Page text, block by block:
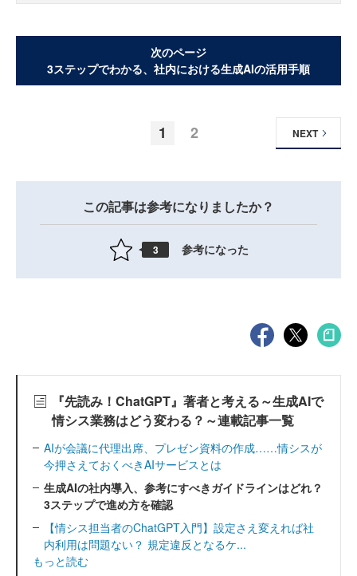
次のページ
3ステップでわかる、社内における生成AIの活用手順
1 2 NEXT
この記事は参考になりましたか？
3 参考になった
『先読み！ChatGPT』著者と考える～生成AIで
情シス業務はどう変わる？～連載記事一覧
AIが会議に代理出席、プレゼン資料の作成……情シスが
今押さえておくべきAIサービスとは
生成AIの社内導入、参考にすべきガイドラインはどれ？
3ステップで進め方を確認
【情シス担当者のChatGPT入門】設定さえ変えれば社
内利用は問題ない？ 規定違反となるケ...
もっと読む